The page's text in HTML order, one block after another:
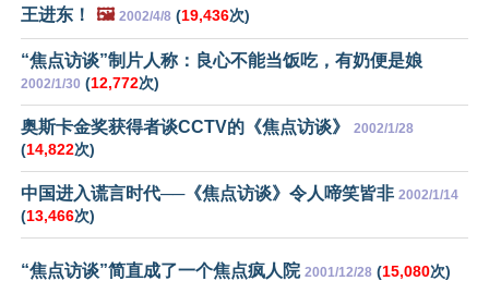
王进东！
🖼️ 2002/4/8 (19,436次)
“焦点访谈”制片人称：良心不能当饭吃，有奶便是娘
2002/1/30 (12,772次)
奥斯卡金奖获得者谈CCTV的《焦点访谈》 2002/1/28
(14,822次)
中国进入谎言时代──《焦点访谈》令人啼笑皆非 2002/1/14
(13,466次)
“焦点访谈”简直成了一个焦点疯人院 2001/12/28 (15,080次)